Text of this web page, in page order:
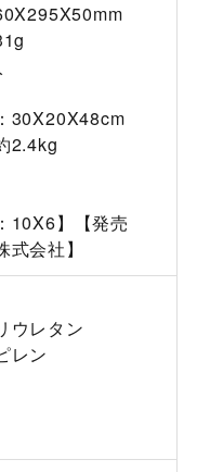
30X20X48cm
2.4kg
10X6】【発売
会社】
ウレタン
レン